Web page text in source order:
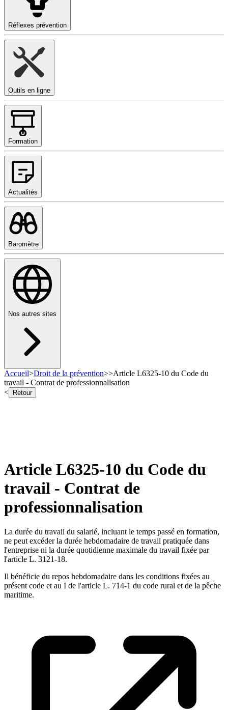
Réflexes prévention
Outils en ligne
Formation
Actualités
Baromètre
Nos autres sites
Accueil>Droit de la prévention>>Article L6325-10 du Code du
travail - Contrat de professionnalisation
<
Retour
Article L6325-10 du Code du
travail - Contrat de
professionnalisation
La durée du travail du salarié, incluant le temps passé en formation,
ne peut excéder la durée hebdomadaire de travail pratiquée dans
l'entreprise ni la durée quotidienne maximale du travail fixée par
l'article L. 3121-18.
Il bénéficie du repos hebdomadaire dans les conditions fixées au
présent code et au I de l'article L. 714-1 du code rural et de la pêche
maritime.